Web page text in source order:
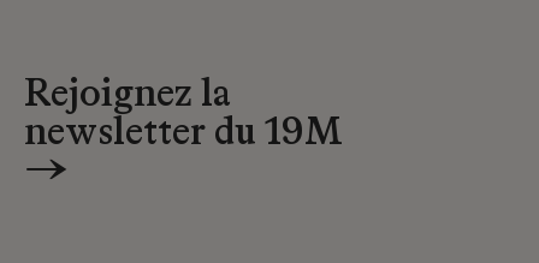
Rejoignez la
newsletter du 19M
→